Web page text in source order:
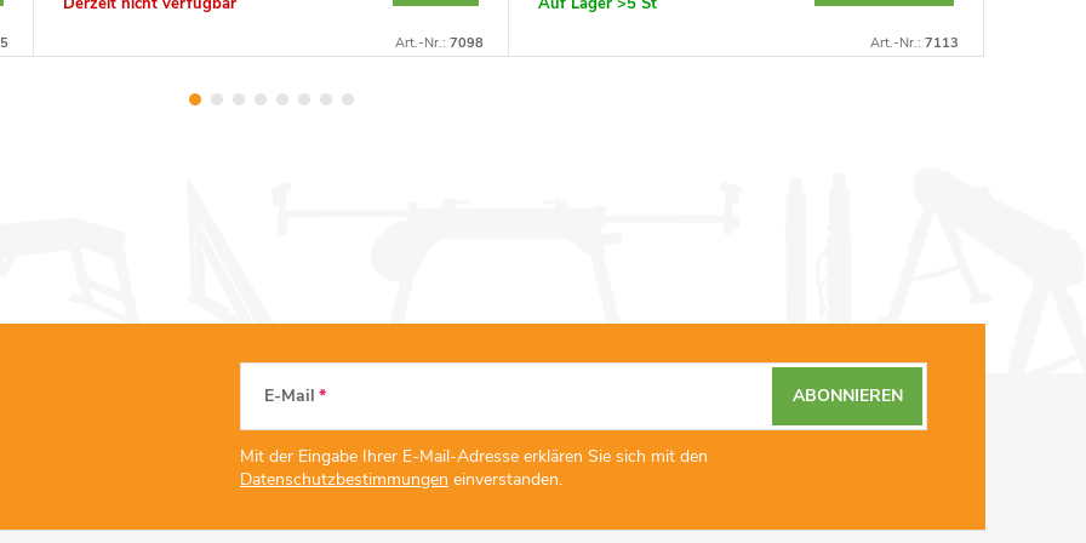
Art.-Nr.: 7098 Art.-Nr.: 7113
E-Mail
Mit der Eingabe Ihrer E-Mail-Adresse erklären Sie sich mit den
Datenschutzbestimmungen einverstanden.
ABONNIEREN